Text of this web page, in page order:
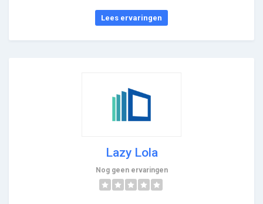
Lees ervaringen
Lazy Lola
Nog geen ervaringen